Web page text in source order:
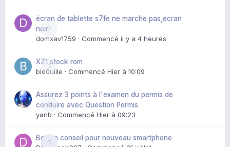
0
écran de tablette s7fe ne marche pas,écran
noir
domxav1759 · Commencé il y a 4 heures
0
XZ1 stock rom
bid0uille · Commencé Hier à 10:09
0
Assurez 3 points à l'examen du permis de
conduire avec Question Permis
yanb · Commencé Hier à 09:23
1
Besoin conseil pour nouveau smartphone